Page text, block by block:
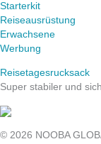
Starterkit
Reiseausrüstung
Erwachsene
Werbung
Reisetagesrucksack
Super stabiler und
© 2026 NOOBA